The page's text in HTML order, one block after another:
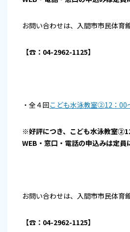
お問い合わせは、入間市市民体育
【☎：04-2962-1125】
・全４回こども水泳教室②12：00
※好評につき、こども水泳教室
WEB・窓口・電話の申込みは定員
お問い合わせは、入間市市民体育
【☎：04-2962-1125】